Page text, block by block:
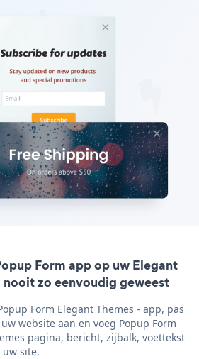
Form app op uw Elegant
nooit zo eenvoudig geweest
Form Elegant Themes - app, pas
website aan en voeg Popup Form
pagina, bericht, zijbalk, voettekst
site.